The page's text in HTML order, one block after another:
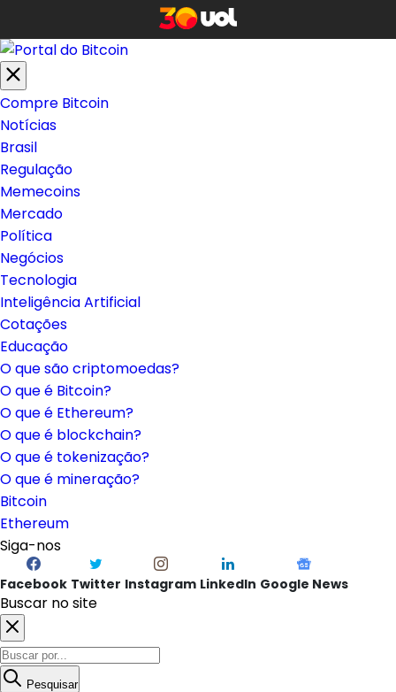
Compre Bitcoin
Notícias
Brasil
Regulação
Memecoins
Mercado
Política
Negócios
Tecnologia
Inteligência Artificial
Cotações
Educação
O que são criptomoedas?
O que é Bitcoin?
O que é Ethereum?
O que é blockchain?
O que é tokenização?
O que é mineração?
Bitcoin
Ethereum
Siga-nos
Facebook Twitter Instagram LinkedIn Google News
Buscar no site
Pesquisar